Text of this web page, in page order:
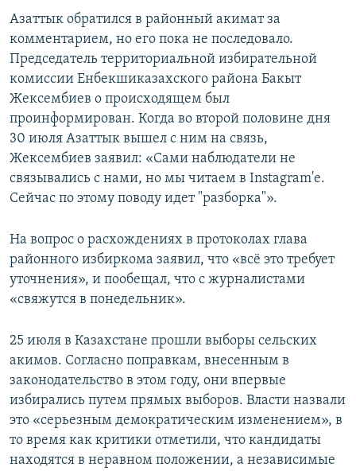
Азаттык обратился в районный акимат за
комментарием, но его пока не последовало.
Председатель территориальной избирательной
комиссии Енбекшиказахского района Бакыт
Жексембиев о происходящем был
проинформирован. Когда во второй половине дня
30 июля Азаттык вышел с ним на связь,
Жексембиев заявил: «Сами наблюдатели не
связывались с нами, но мы читаем в Instagram'е.
Сейчас по этому поводу идет "разборка"».
На вопрос о расхождениях в протоколах глава
районного избиркома заявил, что «всё это требует
уточнения», и пообещал, что с журналистами
«свяжутся в понедельник».
25 июля в Казахстане прошли выборы сельских
акимов. Согласно поправкам, внесенным в
законодательство в этом году, они впервые
избирались путем прямых выборов. Власти назвали
это «серьезным демократическим изменением», в
то время как критики отметили, что кандидаты
находятся в неравном положении, а независимые